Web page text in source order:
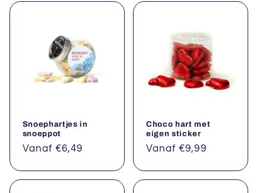
Snoephartjes in
snoeppot
Normale
Vanaf €6,49
Choco hart met
eigen sticker
Normale
Vanaf €9,99